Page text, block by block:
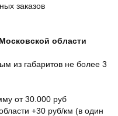
заказов
области
из габаритов не более 3
от 30.000 руб
+30 руб/км (в один